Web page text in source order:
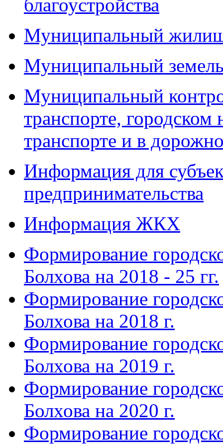
благоустройства
Муниципальный
Муниципальный
Муниципальный
транспорте, городском
транспорте и в
Информация для
предпринимательства
Информация ЖКХ
Формирование
Болхова на 2018 - 25 гг.
Формирование
Болхова на 2018 г.
Формирование
Болхова на 2019 г.
Формирование
Болхова на 2020 г.
Формирование